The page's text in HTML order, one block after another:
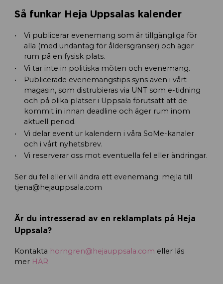
Så funkar Heja Uppsalas kalender
Vi publicerar evenemang som är tillgängliga för
alla (med undantag för åldersgränser) och äger
rum på en fysisk plats.
Vi tar inte in politiska möten och evenemang.
Publicerade evenemangstips syns även i vårt
magasin, som distrubieras via UNT som e-tidning
och på olika platser i Uppsala förutsatt att de
kommit in innan deadline och äger rum inom
aktuell period.
Vi delar event ur kalendern i våra SoMe-kanaler
och i vårt nyhetsbrev.
Vi reserverar oss mot eventuella fel eller ändringar.
Ser du fel eller vill ändra ett evenemang: mejla till
tjena@hejauppsala.com
Är du intresserad av en reklamplats på Heja
Uppsala?
Kontakta horngren@hejauppsala.com eller läs
mer HÄR